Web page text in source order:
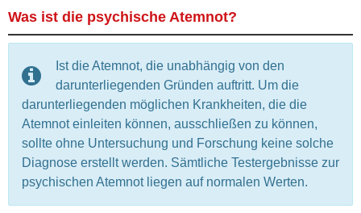
Was ist die psychische Atemnot?
Ist die Atemnot, die unabhängig von den
darunterliegenden Gründen auftritt. Um die
darunterliegenden möglichen Krankheiten, die die
Atemnot einleiten können, ausschließen zu können,
sollte ohne Untersuchung und Forschung keine solche
Diagnose erstellt werden. Sämtliche Testergebnisse zur
psychischen Atemnot liegen auf normalen Werten.